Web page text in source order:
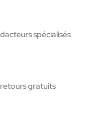
spécialisés
gratuits